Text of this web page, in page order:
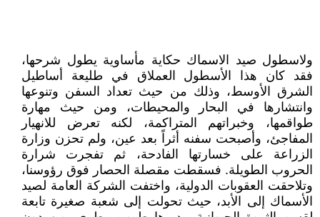
ولاسطول صيد الاسماك حكاية مأساوية يطول شرحها،
فقد كان هذا الأسطول العملاق في طليعة أساطيل
الشرق الأوسط، وذلك من حيث تعداد السفن وتنوعها
وانتشارها في البحار والمحيطات، ومن حيث مهارة
طواقمها، وخبراتهم المتراكمة، لكنه تعرض للانهيار
المفاجئ، وأصبحت سفنه أثراً بعد عين، ولم تحزن وزارة
الزراعة على خسارتها الفادحة، ثم تفجرت شرارة
الحروب الطويلة. فسقطت مقصلة الحصار فوق رؤوسنا،
وتلاحقت العقوبات الدولية، واختفت الشركة العامة لصيد
الأسماك إلى الأبد، حيث تحولت إلى شعبة صغيرة تابعة